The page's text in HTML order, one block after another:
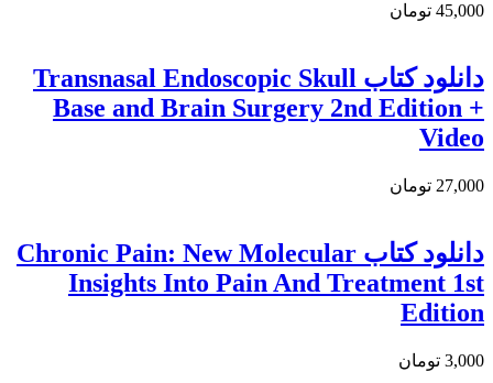
45,000 تومان
دانلود کتاب Transnasal Endoscopic Skull
Base and Brain Surgery 2nd Edition +
Video
27,000 تومان
دانلود کتاب Chronic Pain: New Molecular
Insights Into Pain And Treatment 1st
Edition
3,000 تومان